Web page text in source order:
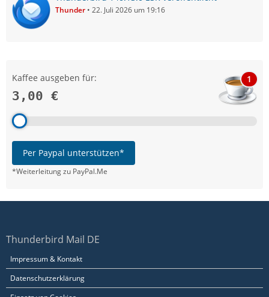
Thunder 22. Juli 2026 um 19:16
Kaffee ausgeben für:
3,00 €
1
Per Paypal unterstützen*
*Weiterleitung zu PayPal.Me
Thunderbird Mail DE
Impressum & Kontakt
Datenschutzerklärung